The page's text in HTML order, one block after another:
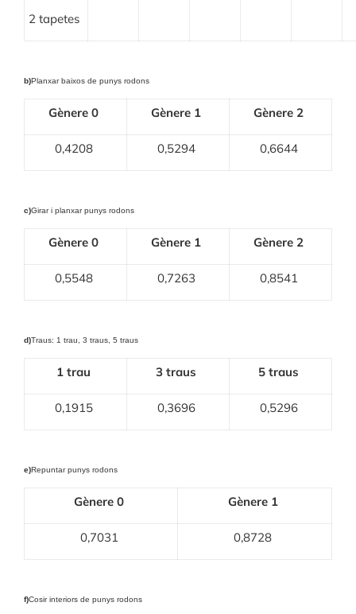
2 tapetes
b)Planxar baixos de punys rodons
Gènere 0 Gènere 1 Gènere 2
0,4208 0,5294 0,6644
c)Girar i planxar punys rodons
Gènere 0 Gènere 1 Gènere 2
0,5548 0,7263 0,8541
d)Traus: 1 trau, 3 traus, 5 traus
1 trau 3 traus 5 traus
0,1915 0,3696 0,5296
e)Repuntar punys rodons
Gènere 0 Gènere 1
0,7031 0,8728
f)Cosir interiors de punys rodons